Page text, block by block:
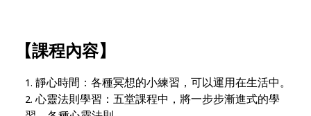
【課程內容】
靜心時間：各種冥想的小練習，可以運用在生活中。
心靈法則學習：五堂課程中，將一步步漸進式的學